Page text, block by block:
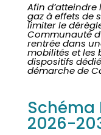
Afin
gaz à effets de
limiter le
Communauté
rentrée dans
mobilités et les
dispositifs
démarche de
Schéma
2026-